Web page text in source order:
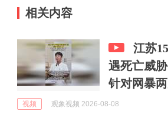
相关内容
江苏
遇死亡威
针对网暴
视频 观象视频 2026-08-08